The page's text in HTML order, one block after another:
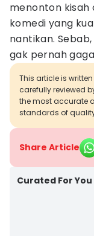
menonton
komedi yang
nantikan.
gak pernah
This article is
carefully reviewed
the most accurate
standards of
Share Article
Curated For You